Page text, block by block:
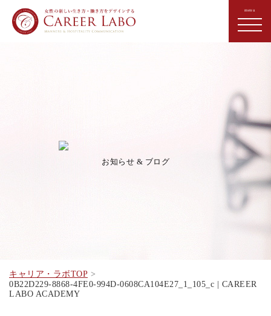
お知らせ & ブログ
キャリア・ラボTOP
0B22D229-8868-4FE0-994D-0608CA104E27_1_105_c | CAREER
LABO ACADEMY